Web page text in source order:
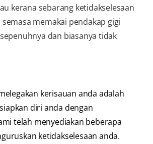
kerana sebarang ketidakselesaan
memakai pendakap gigi
dan biasanya tidak
kerisauan anda adalah
diri anda dengan
telah menyediakan beberapa
ketidakselesaan anda.